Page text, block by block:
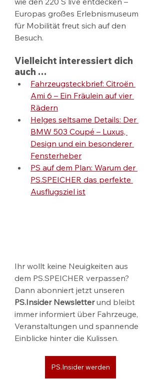
Europas großes Erlebnismuseum
für Mobilität freut sich auf den
Besuch.
Vielleicht interessiert dich
auch …
Fahrzeugsteckbrief: Citroën
Ami 6 – Ein Fräulein auf vier
Rädern
Helges seltsame Details: Der
BMW 503 Coupé – Luxus,
Design und ein besonderer
Fensterheber
PS auf dem Plan: Warum der
PS.SPEICHER das perfekte
Ausflugsziel ist
Ihr wollt keine Neuigkeiten aus
dem PS.SPEICHER verpassen?
Dann abonniert jetzt unseren
PS.Insider Newsletter und bleibt
immer informiert über Fahrzeuge,
Veranstaltungen und spannende
Einblicke hinter die Kulissen.
PS.Insider werden